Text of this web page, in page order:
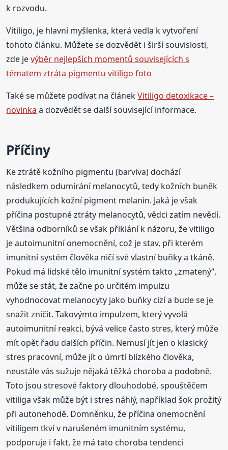
k rozvodu.
Vitiligo, je hlavní myšlenka, která vedla k vytvoření
tohoto článku. Můžete se dozvědět i širší souvislosti,
zde jevýběr nejlepších momentů souvisejících s
tématem ztráta pigmentu vitiligo foto
Také se můžete podívat na článekVitiligo detoxikace –
novinka a dozvědět se další související informace.
Příčiny
Ke ztrátě kožního pigmentu (barviva) dochází
následkem odumírání melanocytů, tedy kožních buněk
produkujících kožní pigment melanin. Jaká je však
příčina postupné ztráty melanocytů, vědci zatím nevědí.
Většina odborníků se však přiklání k názoru, že vitiligo
je autoimunitní onemocnění, což je stav, při kterém
imunitní systém člověka ničí své vlastní buňky a tkáně.
Pokud má lidské tělo imunitní systém takto „zmatený“,
může se stát, že začne po určitém impulzu
vyhodnocovat melanocyty jako buňky cizí a bude se je
snažit zničit. Takovýmto impulzem, který vyvolá
autoimunitní reakci, bývá velice často stres, který může
mít opět řadu dalších příčin. Nemusí jít jen o klasický
stres pracovní, může jít o úmrtí blízkého člověka,
neustále vás sužuje nějaká těžká choroba a podobně.
Toto jsou stresové faktory dlouhodobé, spouštěčem
vitiliga však může být i stres náhlý, například šok prožitý
při autonehodě. Domněnku, že příčina onemocnění
vitiligem tkví v narušeném imunitním systému,
podporuje i fakt, že má tato choroba tendenci